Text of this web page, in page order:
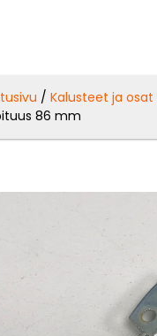
/Kalusteet ja osat
86 mm